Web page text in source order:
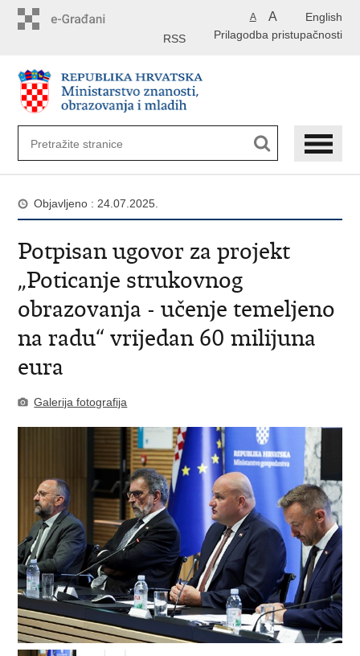
English
A A
Prilagodba pristupačnosti
RSS
Objavljeno : 24.07.2025.
Potpisan ugovor za projekt
„Poticanje strukovnog
obrazovanja - učenje temeljeno
na radu“ vrijedan 60 milijuna
eura
Galerija fotografija